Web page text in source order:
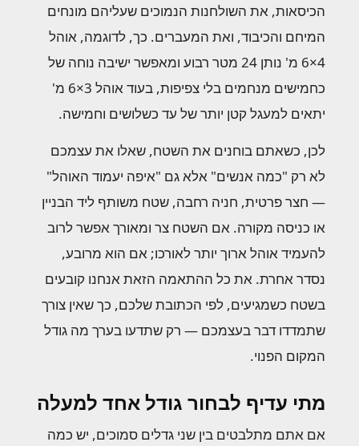
הכיסאות, את השולחנות הנמוכים שעליהם מונחים
המיחם והכיבוד, ואת המעברים. כך, לדוגמה, אוהל
4×6 מ' נותן 24 מטר רבוע ומאפשר ישיבה נוחה של
כחמישים מנחמים בלי צפיפות, בעוד אוהל 3×6 מ'
יתאים למעגל קטן יותר של עד כשלושים וחמישה.
לכן, כשאתם בוחנים את השטח, שאלו את עצמכם
לא רק "כמה אנשים" אלא גם "איפה יעמוד האוהל"
— חצר פרטית, חניה רחבה, שטח משותף ליד הבניין
או כניסה מקורה. אם השטח צר ומאורך אפשר לרוב
להעמיד אוהל ארוך יותר לאורכו; אם הוא מרובע,
נסדר אחרת. את כל ההתאמה הזאת אנחנו קובעים
בשטח כשמגיעים, לפי הכתובת שלכם, כך שאין צורך
שתמדדו דבר בעצמכם — רק שתדעו בערך מה גודל
המקום הפנוי.
מתי עדיף לבחור גודל אחד למעלה
אם אתם מתלבטים בין שני גדלים סמוכים, יש כמה